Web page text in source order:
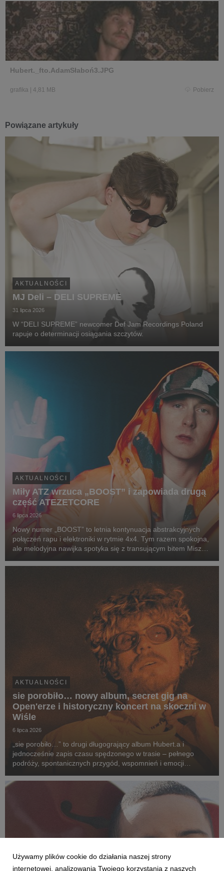
Hubert._fto.AdamSłaboń3.JPG
grafika 4,81 MB Pobierz
Powiązane artykuły
AKTUALNOŚCI
MJ Deli – DELI SUPREME
31 lipca 2026
W “DELI SUPREME” newcomer Def Jam Recordings Poland
rapuje o determinacji osiągania szczytów.
AKTUALNOŚCI
Miły ATZ wrzuca „BOOST” i zapowiada drugą
część ATEZETCORE
6 lipca 2026
Nowy numer „BOOST” to letnia kontynuacja abstrakcyjnych
połączeń rapu i elektroniki w rytmie 4x4. Tym razem spokojna,
ale melodyjna nawijka spotyka się z transującym bitem Miszy
wyraźnego dropu, prowadzi nas w progre...
AKTUALNOŚCI
sie porobiło… nowy album, secret gig na
Open'erze i historyczny koncert na skoczni w
Wiśle
6 lipca 2026
„sie porobiło…” to drugi długogrający album Hubert.a i
jednocześnie zapis czasu spędzonego w trasie – pełnego
podróży, spontanicznych przygód, wspomnień i emocji
z kolorowych bloków na największe festiwale w kra...
Używamy plików cookie do działania naszej strony
internetowej, analizowania Twojego korzystania z naszych